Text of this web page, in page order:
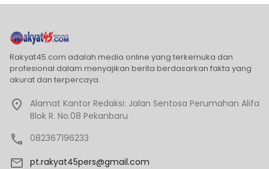
Rakyat45.com adalah media online yang terkemuka dan
profesional dalam menyajikan berita berdasarkan fakta yang
akurat dan terpercaya.
Alamat Kantor Redaksi: Jalan Sentosa Perumahan Alifa
Blok R. No.08 Pekanbaru
082367196233
pt.rakyat45pers@gmail.com